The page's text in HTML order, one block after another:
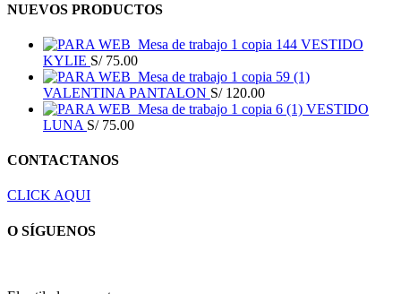
NUEVOS PRODUCTOS
VESTIDO
KYLIE S/75.00
VALENTINA PANTALON S/120.00
VESTIDO
LUNA S/75.00
CONTACTANOS
CLICK AQUI
O SÍGUENOS